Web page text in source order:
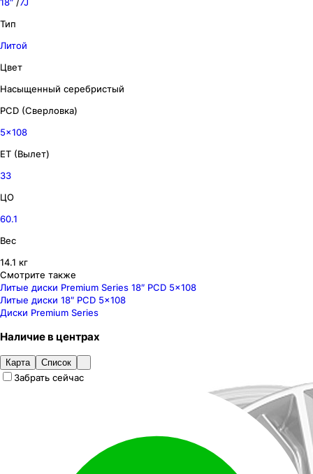
18″ /7J
Тип
Литой
Цвет
Насыщенный серебристый
PCD (Сверловка)
5x108
ET (Вылет)
33
ЦО
60.1
Вес
14.1 кг
Смотрите также
Литые диски Premium Series 18″ PCD 5x108
Литые диски 18″ PCD 5x108
Диски Premium Series
Наличиев центрах
Карта Список
Забрать сейчас